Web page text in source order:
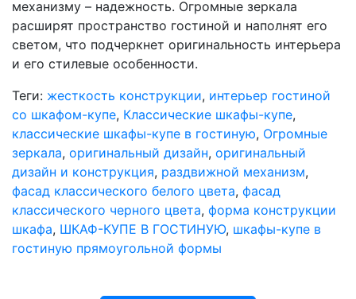
механизму – надежность. Огромные зеркала
расширят пространство гостиной и наполнят его
светом, что подчеркнет оригинальность интерьера
и его стилевые особенности.
Теги: жесткость конструкции, интерьер гостиной
со шкафом-купе, Классические шкафы-купе,
классические шкафы-купе в гостиную, Огромные
зеркала, оригинальный дизайн, оригинальный
дизайн и конструкция, раздвижной механизм,
фасад классического белого цвета, фасад
классического черного цвета, форма конструкции
шкафа, ШКАФ-КУПЕ В ГОСТИНУЮ, шкафы-купе в
гостиную прямоугольной формы